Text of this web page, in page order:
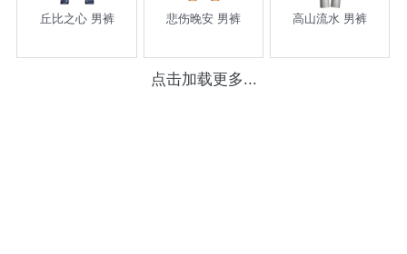
丘比之心 男裤 悲伤晚安 男裤 高山流水 男裤
点击加载更多...